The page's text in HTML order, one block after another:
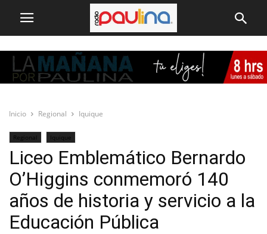
Inicio Regional Iquique
Regional Iquique
Liceo Emblemático Bernardo
O’Higgins conmemoró 140
años de historia y servicio a la
Educación Pública